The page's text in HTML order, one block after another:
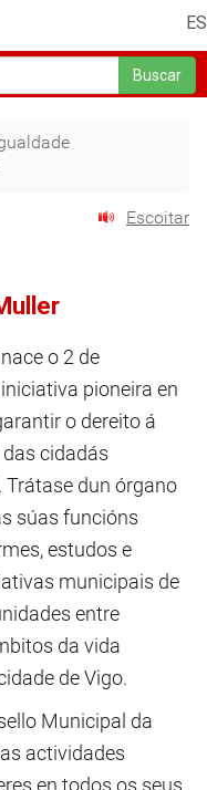
ES
Buscar
Escoitar
o 2 de
pioneira en
o dereito á
cidadás
dun órgano
súas funcións
estudos e
municipais de
entre
da vida
de Vigo.
Municipal da
actividades